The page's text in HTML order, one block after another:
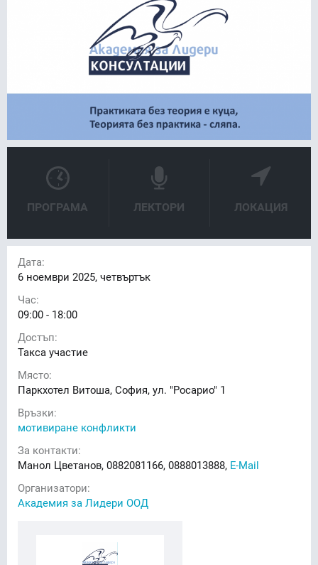
ПРОГРАМА ЛЕКТОРИ ЛОКАЦИЯ
Дата:
6 ноември 2025, четвъртък
Час:
09:00 - 18:00
Достъп:
Такса участие
Място:
Паркхотел Витоша, София, ул. "Росарио" 1
Връзки:
мотивиране конфликти
За контакти:
Манол Цветанов, 0882081166, 0888013888, E-Mail
Организатори:
Академия за Лидери ООД